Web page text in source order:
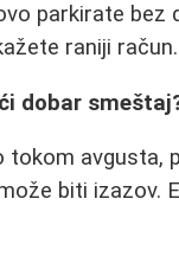
parkirate bez
raniji račun.
dobar
tokom avgusta,
biti izazov.